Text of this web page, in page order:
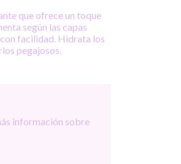
que ofrece un toque
según las capas
facilidad. Hidrata los
pegajosos.
información sobre